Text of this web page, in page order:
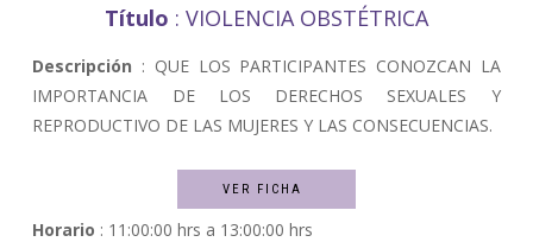
Título : VIOLENCIA OBSTÉTRICA
Descripción : QUE LOS PARTICIPANTES CONOZCAN LA
IMPORTANCIA DE LOS DERECHOS SEXUALES Y
REPRODUCTIVO DE LAS MUJERES Y LAS CONSECUENCIAS.
VER FICHA
Horario : 11:00:00 hrs a 13:00:00 hrs